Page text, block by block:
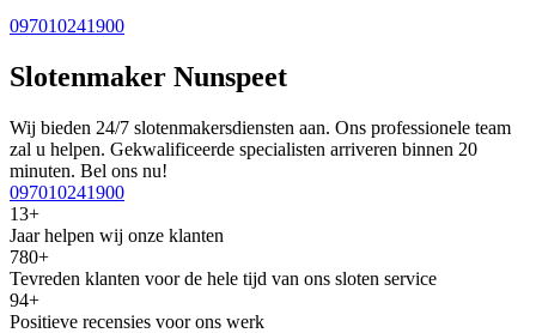
097010241900
Slotenmaker Nunspeet
Wij bieden 24/7 slotenmakersdiensten aan. Ons professionele team
zal u helpen. Gekwalificeerde specialisten arriveren binnen 20
minuten. Bel ons nu!
097010241900
13+
Jaar helpen wij onze klanten
780+
Tevreden klanten voor de hele tijd van ons sloten service
94+
Positieve recensies voor ons werk